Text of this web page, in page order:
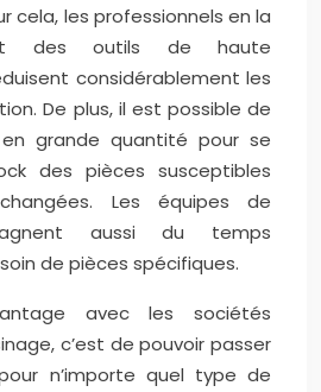
cela, les professionnels en la
des outils de haute
considérablement les
De plus, il est possible de
grande quantité pour se
des pièces susceptibles
Les équipes de
aussi du temps
de pièces spécifiques.
avec les sociétés
c’est de pouvoir passer
n’importe quel type de